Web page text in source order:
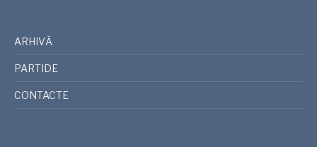
ARHIVĂ
PARTIDE
CONTACTE